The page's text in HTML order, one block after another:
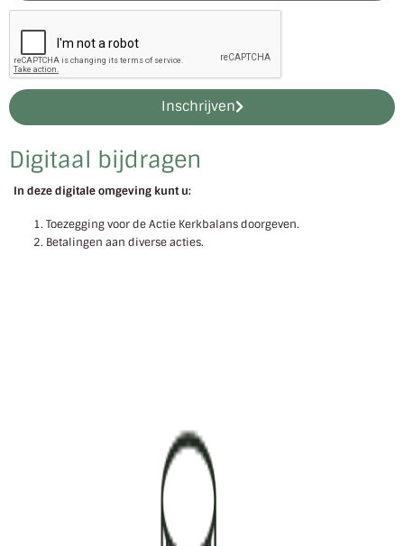
Digitaal bijdragen
In deze digitale omgeving kunt u:
Toezegging voor de Actie Kerkbalans doorgeven.
Betalingen aan diverse acties.
Inschrijven